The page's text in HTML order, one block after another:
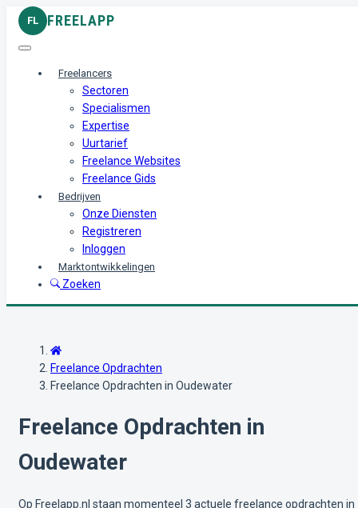
FL FREELAPP
Freelancers
Sectoren
Specialismen
Expertise
Uurtarief
Freelance Websites
Freelance Gids
Bedrijven
Onze Diensten
Registreren
Inloggen
Marktontwikkelingen
Zoeken
Freelance Opdrachten
Freelance Opdrachten in Oudewater
Freelance Opdrachten in
Oudewater
Op Freelapp.nl staan momenteel 3 actuele freelance opdrachten in